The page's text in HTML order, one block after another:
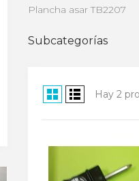
Plancha asar TB2207
Subcategorías
Hay 2